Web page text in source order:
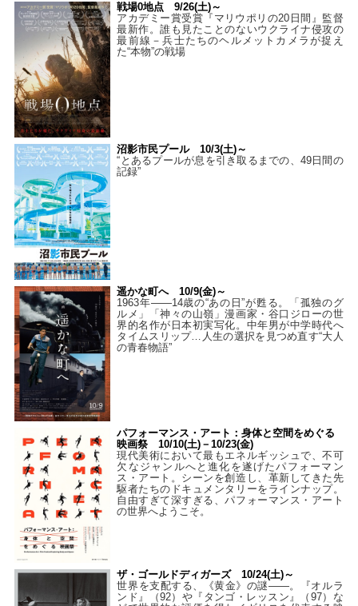
戦場0地点 9/26(土)～
アカデミー賞受賞『マリウポリの20日間』監督
最新作。誰も見たことのないウクライナ侵攻の
最前線－兵士たちのヘルメットカメラが捉え
た“本物”の戦場
沼影市民プール 10/3(土)～
“とあるプールが息を引き取るまでの、49日間の
記録”
遥かな町へ 10/9(金)～
1963年――14歳の“あの日”が甦る。「孤独のグ
ルメ」「神々の山嶺」漫画家・谷口ジローの世
界的名作が日本初実写化。中年男が中学時代へ
タイムスリップ…人生の選択を見つめ直す“大人
の青春物語”
パフォーマンス・アート：身体と空間をめぐる
映画祭 10/10(土)－10/23(金)
現代美術において最もエネルギッシュで、不可
欠なジャンルへと進化を遂げたパフォーマン
ス・アート。シーンを創造し、革新してきた先
駆者たちのドキュメンタリーをラインナップ。
自由すぎて深すぎる、パフォーマンス・アート
の世界へようこそ。
ザ・ゴールドディガーズ 10/24(土)～
世界を支配する、《黄金》の謎――。『オルラ
ンド』（92）や『タンゴ・レッスン』（97）な